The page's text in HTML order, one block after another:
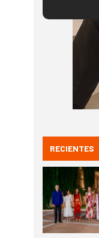
RECIENTES